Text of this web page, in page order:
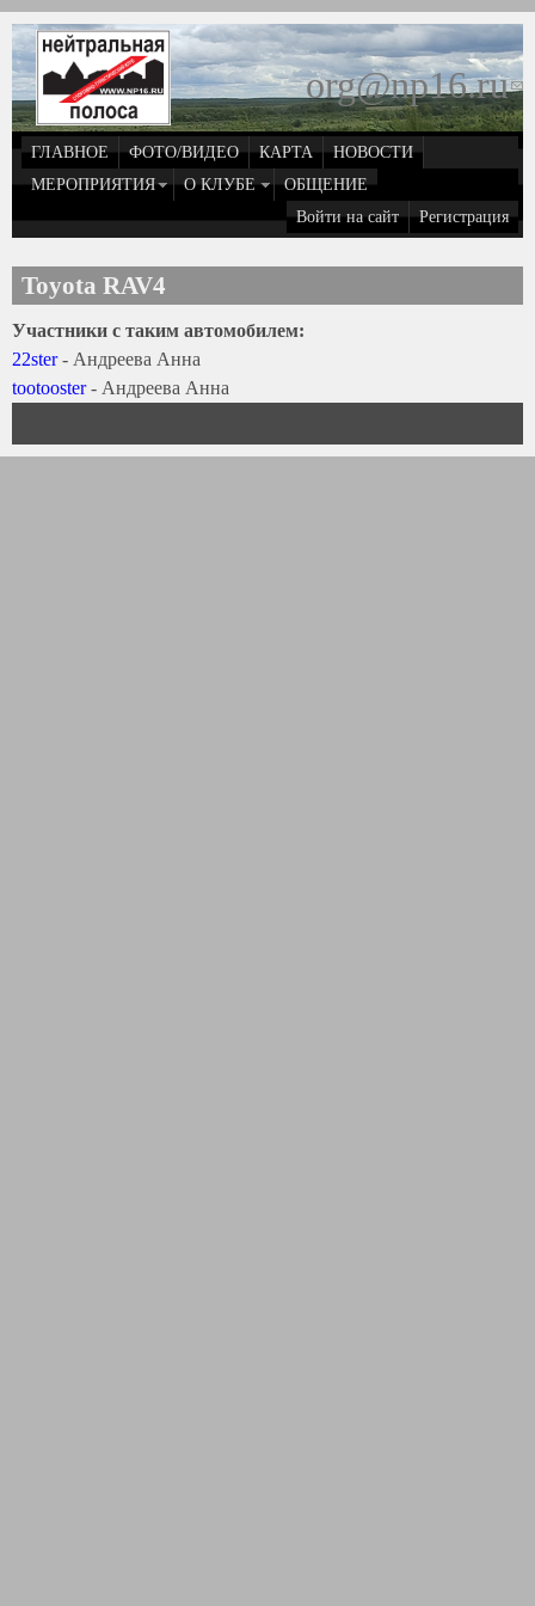
Перейти к основному содержанию
org@np16.ru
ГЛАВНОЕ ФОТО/ВИДЕО КАРТА
НОВОСТИ
МЕРОПРИЯТИЯ
О КЛУБЕ
ОБЩЕНИЕ
Войти на сайт
Регистрация
Toyota RAV4
Участники с таким автомобилем:
22ster- Андреева Анна
tootooster- Андреева Анна